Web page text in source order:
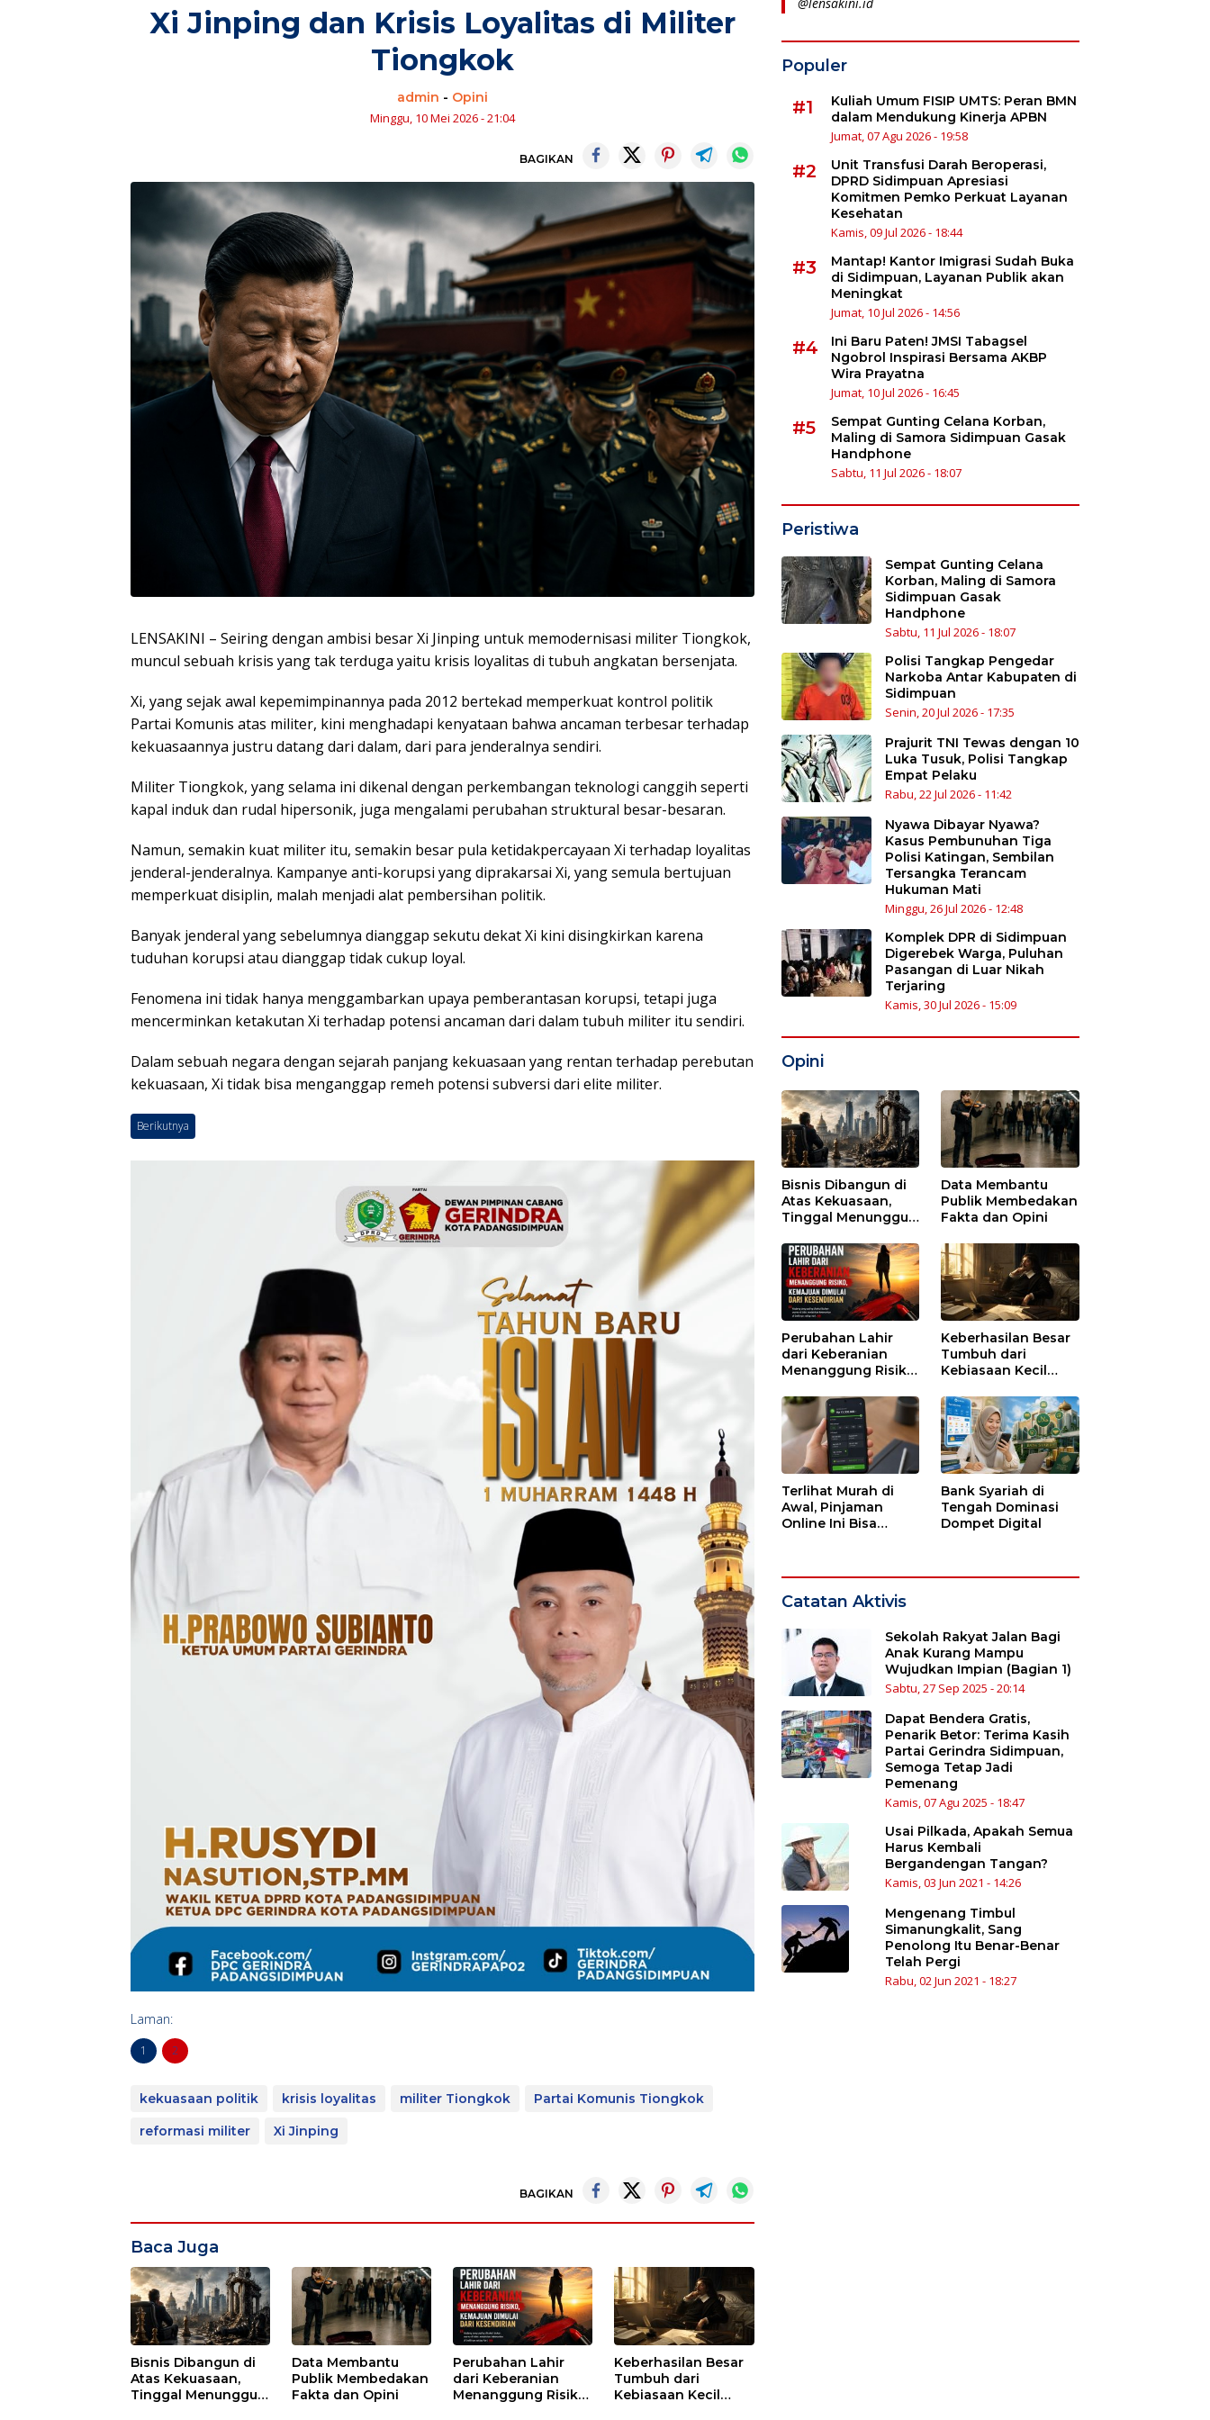
Xi Jinping dan Krisis Loyalitas di Militer
Tiongkok
admin - Opini
Minggu, 10 Mei 2026 - 21:04
BAGIKAN
LENSAKINI – Seiring dengan ambisi besar Xi Jinping untuk memodernisasi militer Tiongkok,
muncul sebuah krisis yang tak terduga yaitu krisis loyalitas di tubuh angkatan bersenjata.
Xi, yang sejak awal kepemimpinannya pada 2012 bertekad memperkuat kontrol politik
Partai Komunis atas militer, kini menghadapi kenyataan bahwa ancaman terbesar terhadap
kekuasaannya justru datang dari dalam, dari para jenderalnya sendiri.
Militer Tiongkok, yang selama ini dikenal dengan perkembangan teknologi canggih seperti
kapal induk dan rudal hipersonik, juga mengalami perubahan struktural besar-besaran.
Namun, semakin kuat militer itu, semakin besar pula ketidakpercayaan Xi terhadap loyalitas
jenderal-jenderalnya. Kampanye anti-korupsi yang diprakarsai Xi, yang semula bertujuan
memperkuat disiplin, malah menjadi alat pembersihan politik.
Banyak jenderal yang sebelumnya dianggap sekutu dekat Xi kini disingkirkan karena
tuduhan korupsi atau dianggap tidak cukup loyal.
Fenomena ini tidak hanya menggambarkan upaya pemberantasan korupsi, tetapi juga
mencerminkan ketakutan Xi terhadap potensi ancaman dari dalam tubuh militer itu sendiri.
Dalam sebuah negara dengan sejarah panjang kekuasaan yang rentan terhadap perebutan
kekuasaan, Xi tidak bisa menganggap remeh potensi subversi dari elite militer.
Berikutnya
Laman:
1 2
kekuasaan politik krisis loyalitas militer Tiongkok
Partai Komunis Tiongkok
reformasi militer
Xi Jinping
BAGIKAN
Baca Juga
Bisnis Dibangun di
Atas Kekuasaan,
Tinggal Menunggu
Data Membantu
Publik Membedakan
Fakta dan Opini
Perubahan Lahir
dari Keberanian
Menanggung Risiko,
Keberhasilan Besar
Tumbuh dari
Kebiasaan Kecil
Populer
#1
Kuliah Umum FISIP UMTS: Peran BMN
dalam Mendukung Kinerja APBN
Jumat, 07 Agu 2026 - 19:58
#2
Unit Transfusi Darah Beroperasi,
DPRD Sidimpuan Apresiasi
Komitmen Pemko Perkuat Layanan
Kesehatan
Kamis, 09 Jul 2026 - 18:44
#3
Mantap! Kantor Imigrasi Sudah Buka
di Sidimpuan, Layanan Publik akan
Meningkat
Jumat, 10 Jul 2026 - 14:56
#4
Ini Baru Paten! JMSI Tabagsel
Ngobrol Inspirasi Bersama AKBP
Wira Prayatna
Jumat, 10 Jul 2026 - 16:45
#5
Sempat Gunting Celana Korban,
Maling di Samora Sidimpuan Gasak
Handphone
Sabtu, 11 Jul 2026 - 18:07
Peristiwa
Sempat Gunting Celana
Korban, Maling di Samora
Sidimpuan Gasak
Handphone
Sabtu, 11 Jul 2026 - 18:07
Polisi Tangkap Pengedar
Narkoba Antar Kabupaten di
Sidimpuan
Senin, 20 Jul 2026 - 17:35
Prajurit TNI Tewas dengan 10
Luka Tusuk, Polisi Tangkap
Empat Pelaku
Rabu, 22 Jul 2026 - 11:42
Nyawa Dibayar Nyawa?
Kasus Pembunuhan Tiga
Polisi Katingan, Sembilan
Tersangka Terancam
Hukuman Mati
Minggu, 26 Jul 2026 - 12:48
Komplek DPR di Sidimpuan
Digerebek Warga, Puluhan
Pasangan di Luar Nikah
Terjaring
Kamis, 30 Jul 2026 - 15:09
Opini
Bisnis Dibangun di
Atas Kekuasaan,
Tinggal Menunggu
Data Membantu
Publik Membedakan
Fakta dan Opini
Perubahan Lahir
dari Keberanian
Menanggung Risiko,
dari Kesendirian
Keberhasilan Besar
Tumbuh dari
Kebiasaan Kecil
dengan Sabar
Terlihat Murah di
Awal, Pinjaman
Online Ini Bisa
Bank Syariah di
Tengah Dominasi
Dompet Digital
Catatan Aktivis
Sekolah Rakyat Jalan Bagi
Anak Kurang Mampu
Wujudkan Impian (Bagian 1)
Sabtu, 27 Sep 2025 - 20:14
Dapat Bendera Gratis,
Penarik Betor: Terima Kasih
Partai Gerindra Sidimpuan,
Semoga Tetap Jadi
Pemenang
Kamis, 07 Agu 2025 - 18:47
Usai Pilkada, Apakah Semua
Harus Kembali
Bergandengan Tangan?
Kamis, 03 Jun 2021 - 14:26
Mengenang Timbul
Simanungkalit, Sang
Penolong Itu Benar-Benar
Telah Pergi
Rabu, 02 Jun 2021 - 18:27